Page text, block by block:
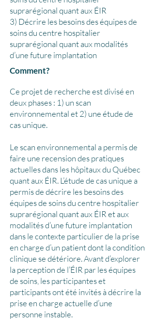
suprarégional quant aux ÉIR
3) Décrire les besoins des équipes de
soins du centre hospitalier
suprarégional quant aux modalités
d’une future implantation
Comment?
Ce projet de recherche est divisé en
deux phases : 1) un scan
environnemental et 2) une étude de
cas unique.
Le scan environnemental a permis de
faire une recension des pratiques
actuelles dans les hôpitaux du Québec
quant aux ÉIR. L’étude de cas unique a
permis de décrire les besoins des
équipes de soins du centre hospitalier
suprarégional quant aux ÉIR et aux
modalités d’une future implantation
dans le contexte particulier de la prise
en charge d’un patient dont la condition
clinique se détériore. Avant d’explorer
la perception de l’ÉIR par les équipes
de soins, les participantes et
participants ont été invités à décrire la
prise en charge actuelle d’une
personne instable.